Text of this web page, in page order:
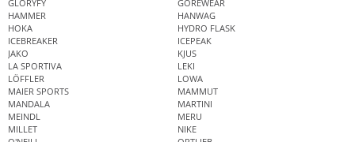
GLORYFY
GOREWEAR
HAMMER
HANWAG
HOKA
HYDRO FLASK
ICEBREAKER
ICEPEAK
JAKO
KJUS
LA SPORTIVA
LEKI
LÖFFLER
LOWA
MAIER SPORTS
MAMMUT
MANDALA
MARTINI
MEINDL
MERU
MILLET
NIKE